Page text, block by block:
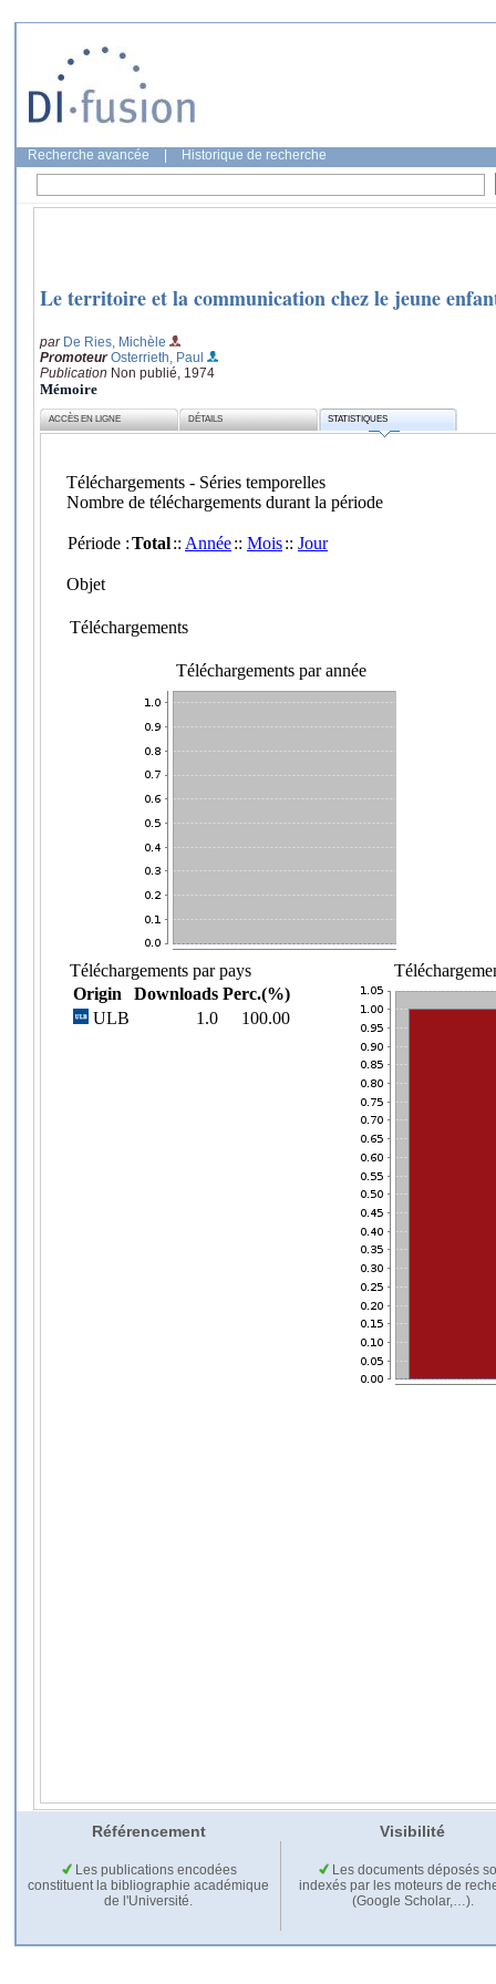
Recherche avancée Historique de recherche
Le territoire et la communication chez le jeune
par De Ries, Michèle
Promoteur Osterrieth, Paul
Publication Non publié, 1974
Mémoire
ACCÈS EN LIGNE DÉTAILS STATISTIQUES
Référencement Visibilité
Les publications encodées
constituent la bibliographie académique
de l'Université.
Les documents déposés
indexés par les moteurs de
(Google Scholar,…).